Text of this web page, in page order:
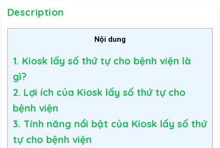
Description
Nội dung
1. Kiosk lấy số thứ tự cho bệnh viện là
gì?
2. Lợi ích của Kiosk lấy số thứ tự cho
bệnh viện
3. Tính năng nổi bật của Kiosk lấy số thứ
tự cho bệnh viện